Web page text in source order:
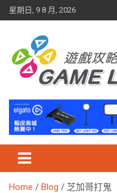
Skip
to
星期日, 9 8 月, 2026
Home Blog 芝加哥打鬼